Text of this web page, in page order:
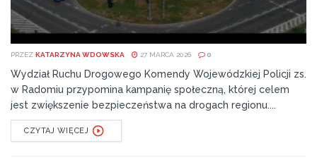
PRZEZ KATARZYNA WDOWSKA 27 MARCA 2026 0
Wydział Ruchu Drogowego Komendy Wojewódzkiej Policji zs.
w Radomiu przypomina kampanię społeczną, której celem
jest zwiększenie bezpieczeństwa na drogach regionu....
CZYTAJ WIĘCEJ